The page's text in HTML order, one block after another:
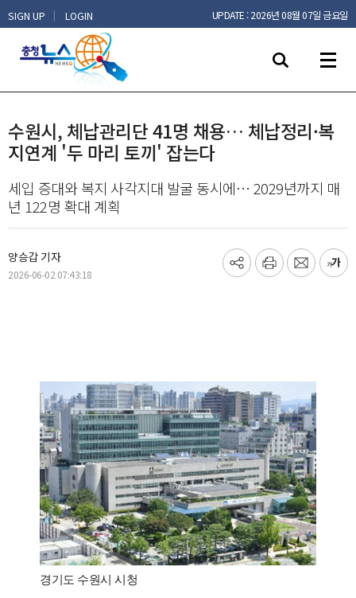
SIGN UP | LOGIN UPDATE : 2026년 08월 07일 금요일
수원시, 체납관리단 41명 채용… 체납정리·복
지연계 '두 마리 토끼' 잡는다
세입 증대와 복지 사각지대 발굴 동시에… 2029년까지 매
년 122명 확대 계획
양승갑 기자
2026-06-02 07:43:18
기
프
메
글
경기도 수원시 시청